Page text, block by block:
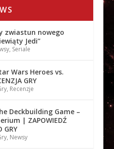
zwiastun nowego
Jedi”
, Seriale
Wars Heroes vs.
GRY
, Recenzje
Deckbuilding Game –
| ZAPOWIEDŹ
GRY
, Newsy